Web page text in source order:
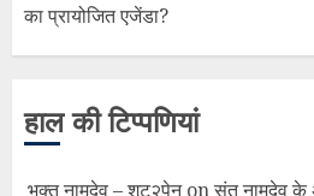
का प्रायोजित एजेंडा?
हाल की टिप्पणियां
भक्त नामदेव – शूट२पेनonसंत नामदेव के